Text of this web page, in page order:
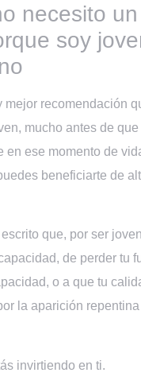
necesito un
soy
mejor recomendación
mucho antes de que
en ese momento de
beneficiarte de
que, por ser
de perder tu
o a que tu
la aparición
invirtiendo en ti.